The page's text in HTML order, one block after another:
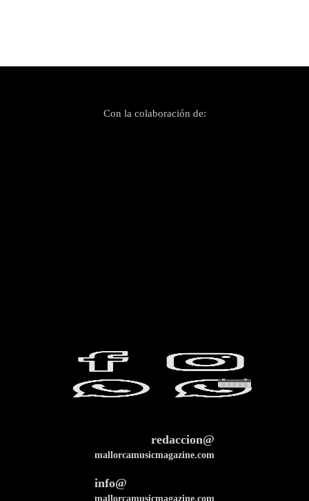
Con la colaboración de:
redaccion@
mallorcamusicmagazine.com
info@
mallorcamusicmagazine.com